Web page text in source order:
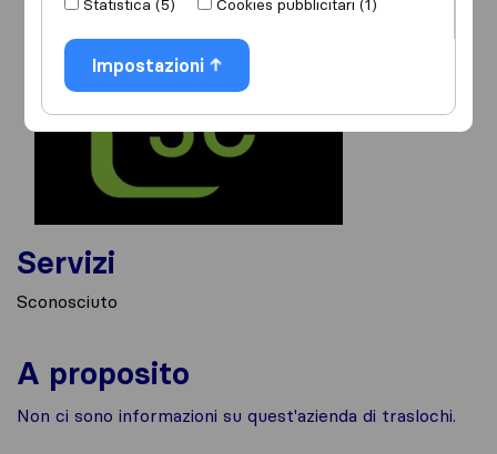
Servizi
Sconosciuto
A proposito
Non ci sono informazioni su quest'azienda di traslochi.
Statistica (5)
Cookies pubblicitari (1)
Impostazioni